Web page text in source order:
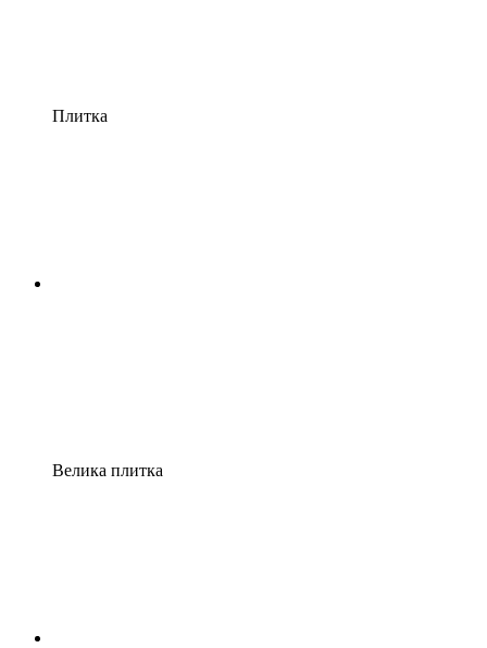
Плитка
Велика плитка